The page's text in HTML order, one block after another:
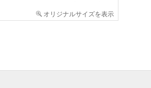
オリジナルサイズを表示